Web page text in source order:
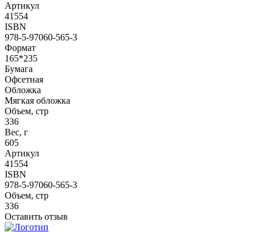
Артикул
41554
ISBN
978-5-97060-565-3
Формат
165*235
Бумага
Офсетная
Обложка
Мягкая обложка
Объем, стр
336
Вес, г
605
Артикул
41554
ISBN
978-5-97060-565-3
Объем, стр
336
Оставить отзыв